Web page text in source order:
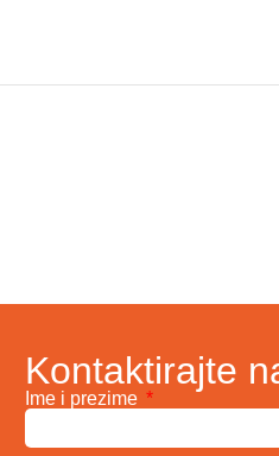
Kontaktirajte
Ime i prezime